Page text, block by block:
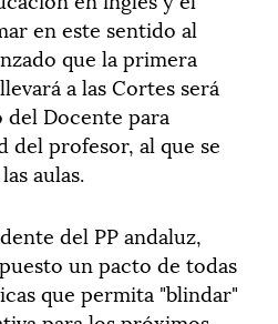
en este sentido al
que la primera
a las Cortes será
del Docente para
del profesor, al que se
aulas.
del PP andaluz,
un pacto de todas
que permita "blindar"